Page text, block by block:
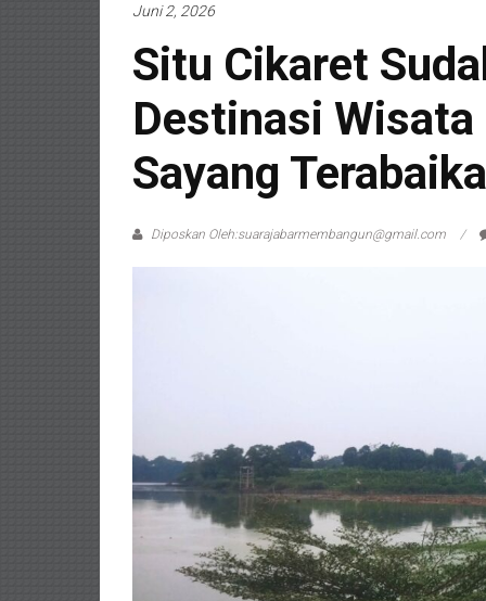
Juni 2, 2026
Situ Cikaret
Destinasi
Sayang
Diposkan Oleh:suarajabarmembangun@gmail.com